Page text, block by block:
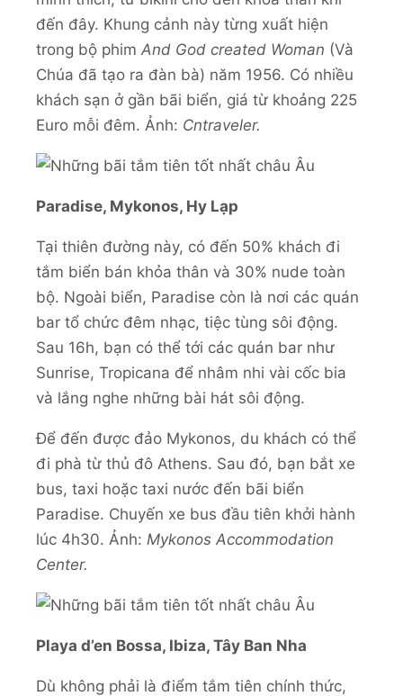
đến đây. Khung cảnh này từng xuất hiện
trong bộ phim And God created Woman (Và
Chúa đã tạo ra đàn bà) năm 1956. Có nhiều
khách sạn ở gần bãi biển, giá từ khoảng 225
Euro mỗi đêm. Ảnh: Cntraveler.
Paradise, Mykonos, Hy Lạp
Tại thiên đường này, có đến 50% khách đi
tắm biển bán khỏa thân và 30% nude toàn
bộ. Ngoài biển, Paradise còn là nơi các quán
bar tổ chức đêm nhạc, tiệc tùng sôi động.
Sau 16h, bạn có thể tới các quán bar như
Sunrise, Tropicana để nhâm nhi vài cốc bia
và lắng nghe những bài hát sôi động.
Để đến được đảo Mykonos, du khách có thể
đi phà từ thủ đô Athens. Sau đó, bạn bắt xe
bus, taxi hoặc taxi nước đến bãi biển
Paradise. Chuyến xe bus đầu tiên khởi hành
lúc 4h30. Ảnh: Mykonos Accommodation
Center.
Playa d’en Bossa, Ibiza, Tây Ban Nha
Dù không phải là điểm tắm tiên chính thức,